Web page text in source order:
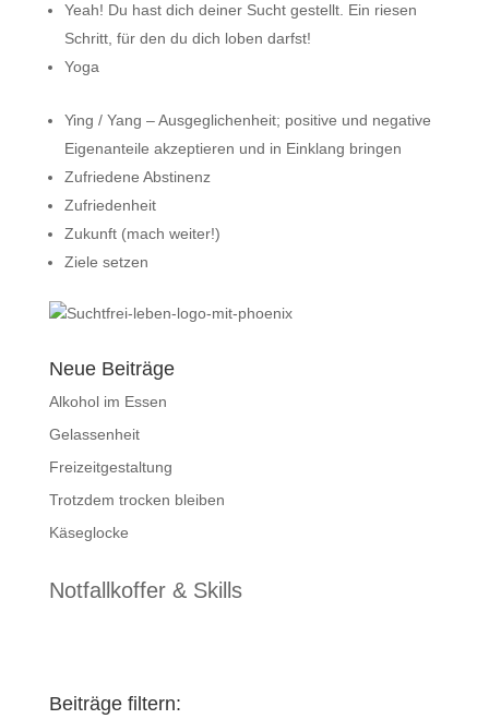
Yeah! Du hast dich deiner Sucht gestellt. Ein riesen
Schritt, für den du dich loben darfst!
Yoga
Ying / Yang – Ausgeglichenheit; positive und negative
Eigenanteile akzeptieren und in Einklang bringen
Zufriedene Abstinenz
Zufriedenheit
Zukunft (mach weiter!)
Ziele setzen
Neue Beiträge
Alkohol im Essen
Gelassenheit
Freizeitgestaltung
Trotzdem trocken bleiben
Käseglocke
Notfallkoffer & Skills
Beiträge filtern: